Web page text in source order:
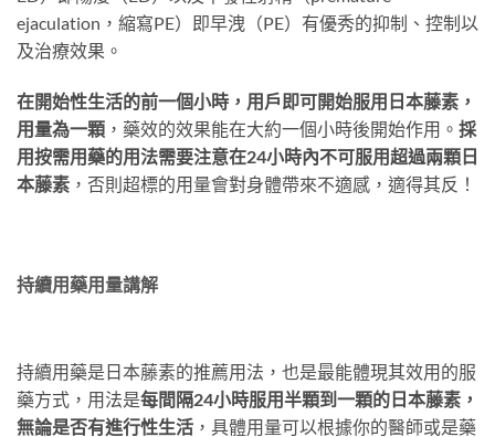
ejaculation，縮寫PE）即早洩（PE）有優秀的抑制、控制以
及治療效果。
在開始性生活的前一個小時，用戶即可開始服用日本藤素，
用量為一顆 ，藥效的效果能在大約一個小時後開始作用。 採
用按需用藥的用法需要注意在24小時內不可服用超過兩顆日
本藤素 ，否則超標的用量會對身體帶來不適感，適得其反！
持續用藥用量講解
持續用藥是日本藤素的推薦用法，也是最能體現其效用的服
藥方式，用法是每間隔24小時服用半顆到一顆的日本藤素，
無論是否有進行性生活 ，具體用量可以根據你的醫師或是藥